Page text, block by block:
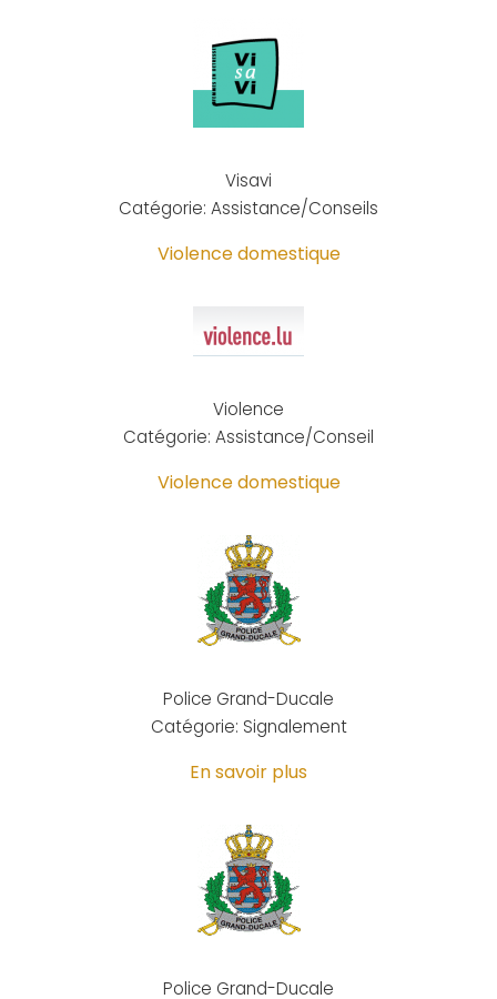
Visavi
Catégorie: Assistance/Conseils
Violence domestique
Violence
Catégorie: Assistance/Conseil
Violence domestique
Police Grand-Ducale
Catégorie: Signalement
En savoir plus
Police Grand-Ducale